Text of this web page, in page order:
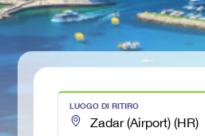
LUOGO DI RITIRO